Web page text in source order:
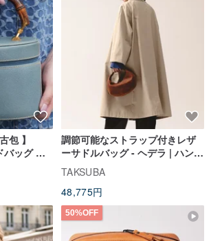
包 】
バッグ ブ
ニティバ
ジ オー
調節可能なストラップ付きレザ
ーサドルバッグ - ヘデラ | ハンド
クラフト ショルダーバッグ
TAKSUBA
48,775円
50%OFF